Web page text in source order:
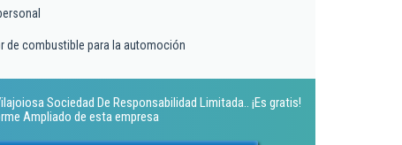
de combustible para la automoción
Sociedad De Responsabilidad Limitada.. ¡Es gratis!
Ampliado de esta empresa